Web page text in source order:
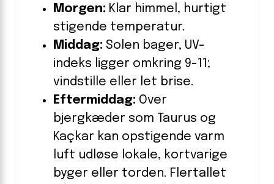
Morgen: Klar himmel, hurtigt
stigende temperatur.
Middag: Solen bager, UV-
indeks ligger omkring 9-11;
vindstille eller let brise.
Eftermiddag: Over
bjergkæder som Taurus og
Kaçkar kan opstigende varm
luft udløse lokale, kortvarige
byger eller torden. Flertallet